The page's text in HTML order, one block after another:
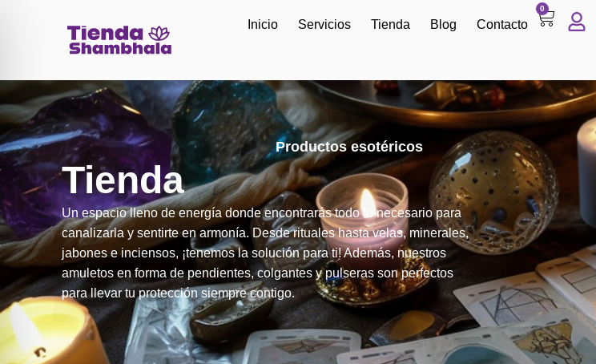
Inicio Servicios Tienda Blog Contacto
0
Productos esotéricos
Tienda
Un espacio lleno de energía donde encontrarás todo lo necesario para
canalizarla y sentirte en armonía. Desde rituales hasta velas, minerales,
jabones e inciensos, ¡tenemos la solución para ti! Además, nuestros
amuletos en forma de pendientes, colgantes y pulseras son perfectos
para llevar tu protección siempre contigo.